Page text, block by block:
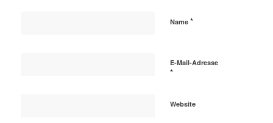
Name *
E-Mail-Adresse
*
Website